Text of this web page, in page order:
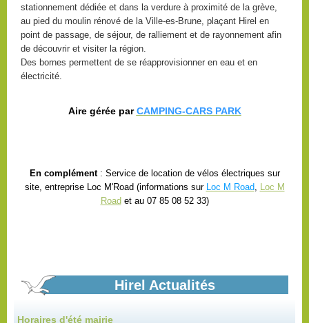
stationnement dédiée et dans la verdure à proximité de la grève,
au pied du moulin rénové de la Ville-es-Brune, plaçant Hirel en
point de passage, de séjour, de ralliement et de rayonnement afin
de découvrir et visiter la région.
Des bornes permettent de se réapprovisionner en eau et en
électricité.
Aire gérée parCAMPING-CARS PARK
En complément: Service de location de vélos électriques sur
site, entreprise Loc M'Road (informations sur Loc M Road, Loc M
Road et au 07 85 08 52 33)
Hirel Actualités
Marchés d'été
tous les vendredis dans le bourg